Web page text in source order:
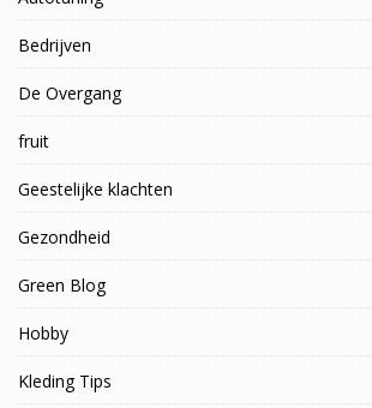
Bedrijven
De Overgang
fruit
Geestelijke klachten
Gezondheid
Green Blog
Hobby
Kleding Tips